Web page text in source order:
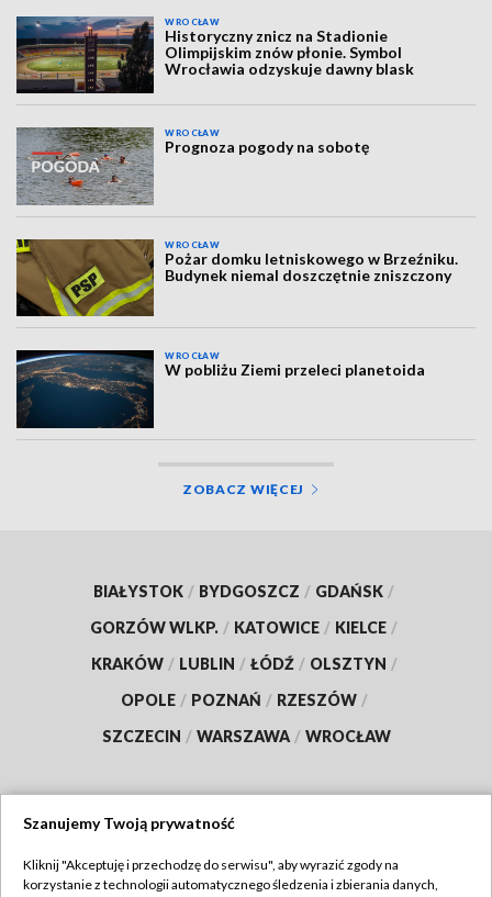
WROCŁAW
Historyczny znicz na Stadionie
Olimpijskim znów płonie. Symbol
Wrocławia odzyskuje dawny blask
WROCŁAW
Prognoza pogody na sobotę
WROCŁAW
Pożar domku letniskowego w Brzeźniku.
Budynek niemal doszczętnie zniszczony
WROCŁAW
W pobliżu Ziemi przeleci planetoida
ZOBACZ WIĘCEJ
BIAŁYSTOK / BYDGOSZCZ / GDAŃSK /
GORZÓW WLKP. / KATOWICE / KIELCE /
KRAKÓW / LUBLIN / ŁÓDŹ / OLSZTYN /
OPOLE / POZNAŃ / RZESZÓW /
SZCZECIN / WARSZAWA / WROCŁAW
TVP
Szanujemy Twoją prywatność
Kliknij "Akceptuję i przechodzę do serwisu", aby wyrazić zgody na
korzystanie z technologii automatycznego śledzenia i zbierania danych,